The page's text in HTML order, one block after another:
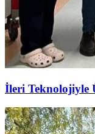
İleri Teknolojiyle